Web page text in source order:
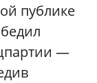
публике
—